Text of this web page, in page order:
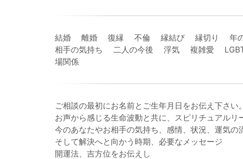
結婚 離婚 復縁 不倫 縁結び 縁切り 年
相手の気持ち 二人の今後 浮気 複雑愛
場関係
ご相談の最初にお名前とご生年月日をお伝え下さい。
お声から感じる生命波動と共に、スピリチュアルリ
今のあなたやお相手の気持ち、感情、状況、運気の
そして解決へと向かう時期、必要なメッセージ
開運法、吉方位をお伝えし